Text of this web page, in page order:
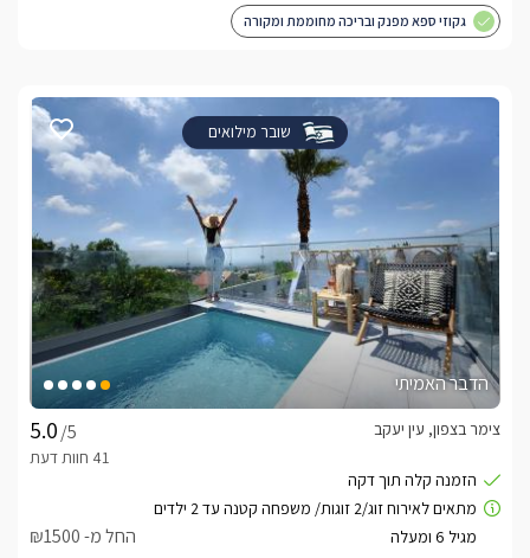
גקוזי ספא מפנק ובריכה מחוממת ומקורה
שובר מילואים
הדבר האמיתי
/5
צימר בצפון, עין יעקב
החל מ- ₪1500